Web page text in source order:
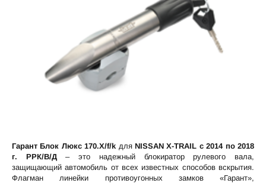
Гарант Блок Люкс 170.Х/f/k дляNISSAN X-TRAIL c 2014 по 2018
г. РРК/В/Д– это надежный блокиратор рулевого вала,
защищающий автомобиль от всех известных способов вскрытия.
Флагман линейки противоугонных замков «Гарант»,